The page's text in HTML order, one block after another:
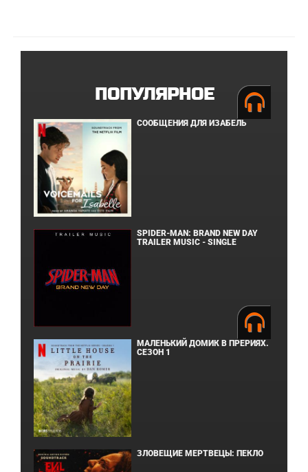
ПОПУЛЯРНОЕ
СООБЩЕНИЯ ДЛЯ ИЗАБЕЛЬ
SPIDER-MAN: BRAND NEW DAY
TRAILER MUSIC - SINGLE
МАЛЕНЬКИЙ ДОМИК В ПРЕРИЯХ.
СЕЗОН 1
ЗЛОВЕЩИЕ МЕРТВЕЦЫ: ПЕКЛО